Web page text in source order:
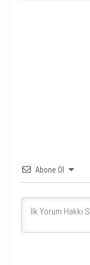
Abone Ol